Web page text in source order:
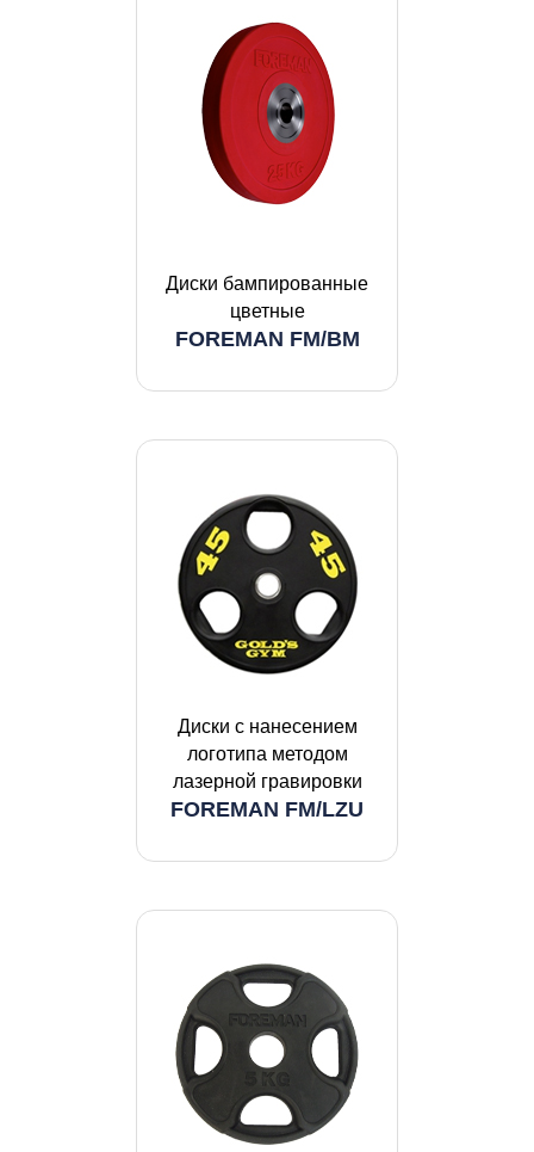
Диски бампированные
цветные
FOREMAN FM/BM
Диски с нанесением
логотипа методом
лазерной гравировки
FOREMAN FM/LZU